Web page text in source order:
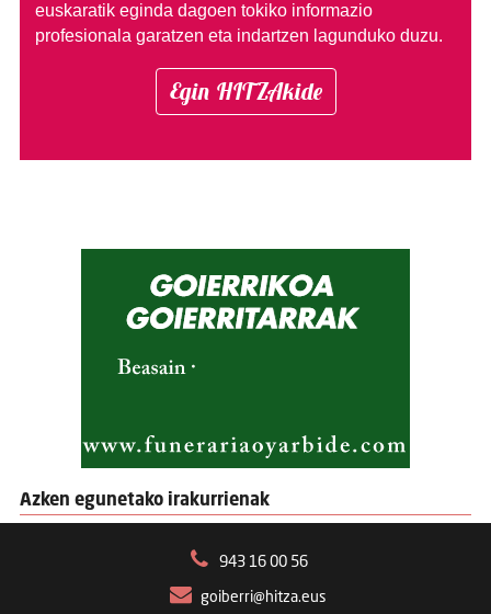
euskaratik eginda dagoen tokiko informazio
profesionala garatzen eta indartzen lagunduko duzu.
Egin HITZAkide
Azken egunetako irakurrienak
943 16 00 56
goiberri@hitza.eus